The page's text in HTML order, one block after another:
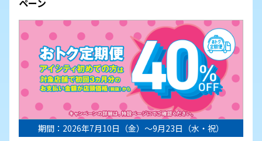
ペーン
期間：2026年7月10日（金）～9月23日（水・祝）